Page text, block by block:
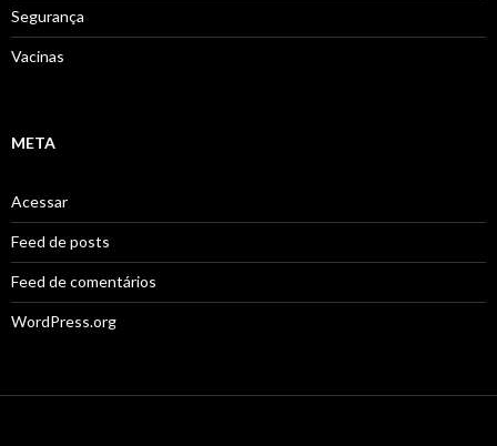
Segurança
Vacinas
META
Acessar
Feed de posts
Feed de comentários
WordPress.org